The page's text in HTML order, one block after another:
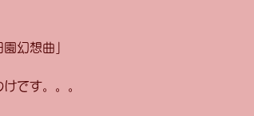
幻想曲」
です。。。